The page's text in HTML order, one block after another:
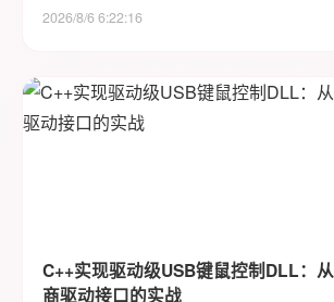
2026/8/6 6:22:16
C++实现驱动级USB键鼠控制DLL：
商驱动接口的实战